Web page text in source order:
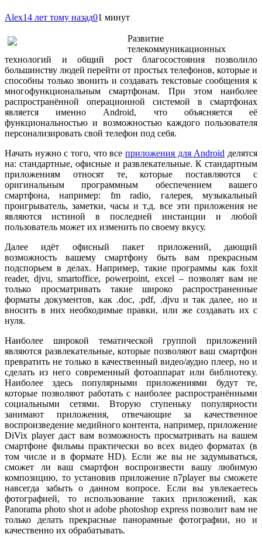
Alex14 лет тому назад01 минут
Развитие
телекоммуникационных
технологий и общий рост благосостояния позволило
большинству людей перейти от простых телефонов, которые и
способны только звонить и создавать текстовые сообщения к
многофункциональным смартфонам. При этом наиболее
распространённой операционной системой в смартфонах
является именно Android, что объясняется её
функциональностью и возможностью каждого пользователя
персонализировать свой телефон под себя.
Начать нужно с того, что все приложения для Android делятся
на: стандартные, офисные и развлекательные. К стандартным
приложениям относят те, которые поставляются с
оригинальным программным обеспечением вашего
смартфона, например: fm radio, галерея, музыкальный
проигрыватель, заметки, часы и т.д. все эти приложения не
являются истиной в последней инстанции и любой
пользователь может их изменить по своему вкусу.
Далее идёт офисный пакет приложений, дающий
возможность вашему смартфону быть вам прекрасным
подспорьем в делах. Например, такие программы как foxit
reader, djvu, smartoffice, powerpoint, excel – позволят вам не
только просматривать такие широко распространенные
форматы документов, как .doc, .pdf, .djvu и так далее, но и
вносить в них необходимые правки, или же создавать их с
нуля.
Наиболее широкой тематической группой приложений
являются развлекательные, которые позволяют ваш смартфон
превратить не только в качественный видео/аудио плеер, но и
сделать из него современный фотоаппарат или библиотеку.
Наиболее здесь популярными приложениями будут те,
которые позволяют работать с наиболее распространёнными
социальными сетями. Вторую ступеньку популярности
занимают приложения, отвечающие за качественное
воспроизведение медийного контента, например, приложение
DiVix player даст вам возможность просматривать на вашем
смартфоне фильмы практически во всех видео форматах (в
том числе и в формате HD). Если же вы не задумываться,
сможет ли ваш смартфон воспроизвести вашу любимую
композицию, то установив приложение n7player вы сможете
навсегда забыть о данном вопросе. Если вы увлекаетесь
фотографией, то использование таких приложений, как
Panorama photo shot и adobe photoshop express позволит вам не
только делать прекрасные панорамные фотографии, но и
качественно их обрабатывать.